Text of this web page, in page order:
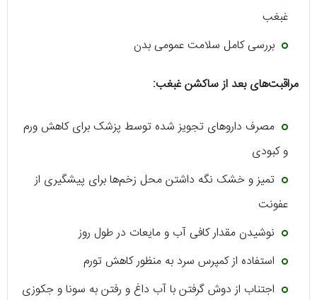
غبغب
بررسی کامل سلامت عمومی بدن
مراقبت‌های بعد از ساکشن غبغب:
مصرف داروهای تجویز شده توسط پزشک برای کاهش ورم
و کبودی
تمیز و خشک نگه داشتن محل زخم‌ها برای پیشگیری از
عفونت
نوشیدن مقدار کافی آب و مایعات در طول روز
استفاده از کمپرس سرد به منظور کاهش تورم
اجتناب از دوش گرفتن با آب داغ و رفتن به سونا و جکوزی